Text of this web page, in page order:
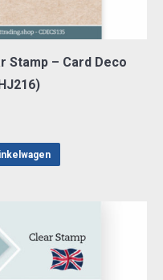
Stamp – Card Deco